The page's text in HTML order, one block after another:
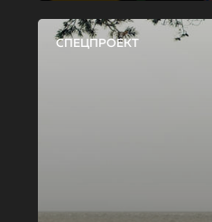
СПЕЦПРОЕКТ